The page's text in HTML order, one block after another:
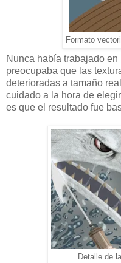
Formato
Nunca había trabajado
preocupaba que las
deterioradas a tamaño
cuidado a la hora de
es que el resultado fue
Detalle de